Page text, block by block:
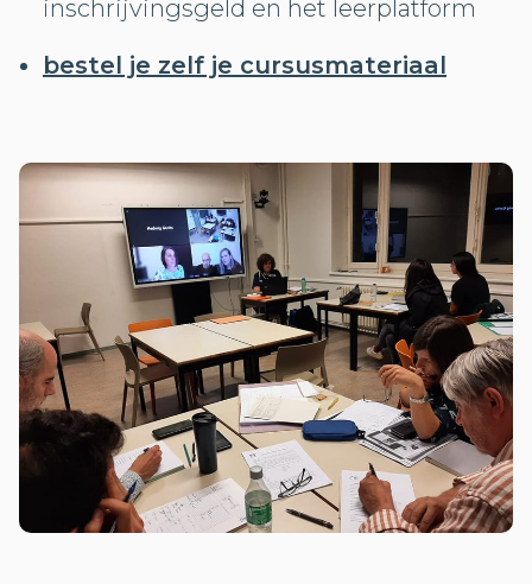
inschrijvingsgeld en het leerplatform
bestel je zelf je cursusmateriaal